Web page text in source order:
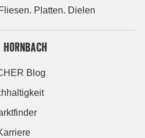
Platten. Dielen
Blog